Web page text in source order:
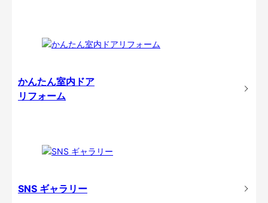
かんたん室内ドア
リフォーム
SNS ギャラリー